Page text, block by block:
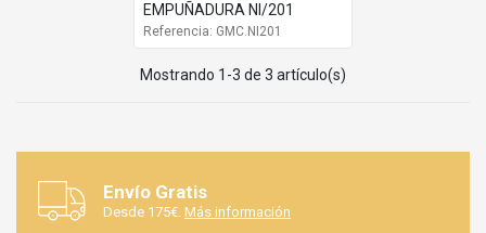
EMPUÑADURA NI/201
Referencia: GMC.NI201
Mostrando 1-3 de 3 artículo(s)
Envío Gratis
Desde 175€. Más información